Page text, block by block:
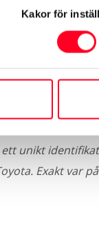
Kakor för
unikt
Exakt var